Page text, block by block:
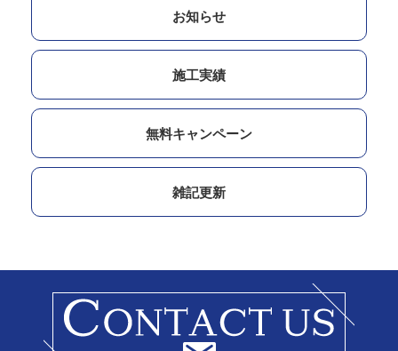
お知らせ
施工実績
無料キャンペーン
雑記更新